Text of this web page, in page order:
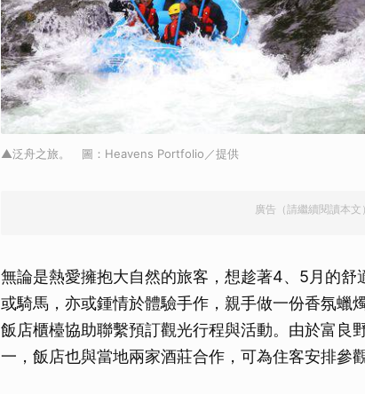
▲泛舟之旅。 圖：Heavens Portfolio／提供
廣告（請繼續閱讀本文）
無論是熱愛擁抱大自然的旅客，想趁著4、5月的
或騎馬，亦或鍾情於體驗手作，親手做一份香氛蠟
飯店櫃檯協助聯繫預訂觀光行程與活動。由於富良
一，飯店也與當地兩家酒莊合作，可為住客安排參